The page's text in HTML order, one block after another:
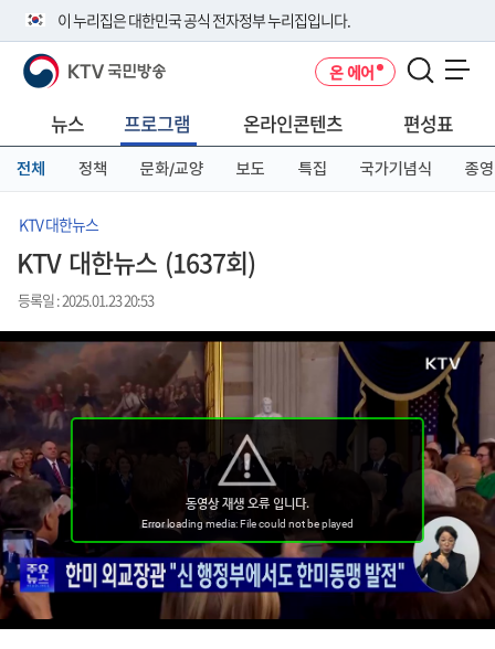
이 누리집은 대한민국 공식 전자정부 누리집입니다.
공식 누리집 주소 확인하기
니다.
이밖에 or.kr 또는 .kr등 다른 도메인 주소를 사용하고 있다면 아래 URL에
서 도메인 주소를 확인해 보세요
KTV 국민방송 온 에어
뉴스 프로그램 온라인콘텐츠 편성표
전체 정책 문화/교양 보도 특집 국가기념식 종영
KTV 대한뉴스
KTV 대한뉴스 (1637회)
등록일 : 2025.01.23 20:53